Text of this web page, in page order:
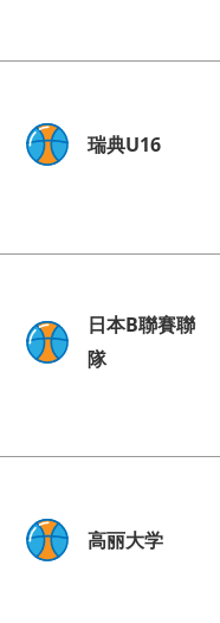
瑞典U16
日本B聯賽聯
隊
高丽大学